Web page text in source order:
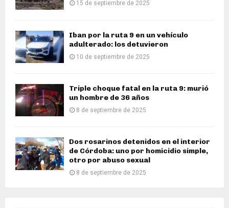
15 de septiembre de 2025
Iban por la ruta 9 en un vehículo
adulterado: los detuvieron
10 de septiembre de 2025
Triple choque fatal en la ruta 9: murió
un hombre de 36 años
8 de septiembre de 2025
Dos rosarinos detenidos en el interior
de Córdoba: uno por homicidio simple,
otro por abuso sexual
8 de septiembre de 2025